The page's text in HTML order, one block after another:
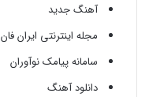
آهنگ جدید
مجله اینترنتی ایران فان
سامانه پیامک نوآوران
دانلود آهنگ